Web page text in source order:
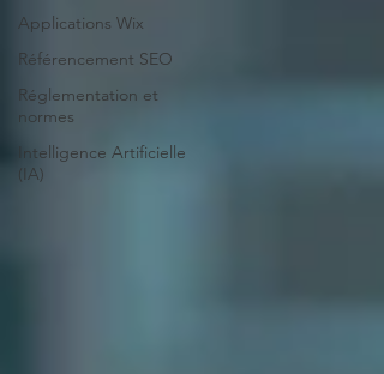
Applications Wix
Référencement SEO
Réglementation et
normes
Intelligence Artificielle
(IA)